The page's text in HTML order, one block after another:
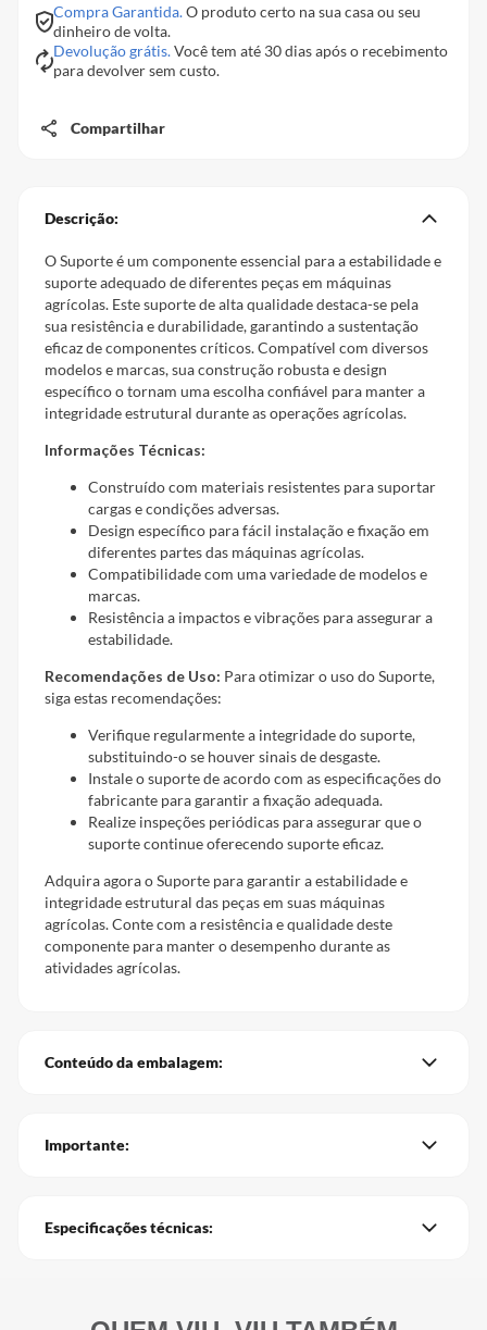
Compra Garantida.O produto certo na sua casa ou seu
dinheiro de volta.
Devolução grátis.Você tem até 30 dias após o recebimento
para devolver sem custo.
Compartilhar
Descrição:
O Suporte é um componente essencial para a estabilidade e
suporte adequado de diferentes peças em máquinas
agrícolas. Este suporte de alta qualidade destaca-se pela
sua resistência e durabilidade, garantindo a sustentação
eficaz de componentes críticos. Compatível com diversos
modelos e marcas, sua construção robusta e design
específico o tornam uma escolha confiável para manter a
integridade estrutural durante as operações agrícolas.
Informações Técnicas:
Construído com materiais resistentes para suportar
cargas e condições adversas.
Design específico para fácil instalação e fixação em
diferentes partes das máquinas agrícolas.
Compatibilidade com uma variedade de modelos e
marcas.
Resistência a impactos e vibrações para assegurar a
estabilidade.
Recomendações de Uso: Para otimizar o uso do Suporte,
siga estas recomendações:
Verifique regularmente a integridade do suporte,
substituindo-o se houver sinais de desgaste.
Instale o suporte de acordo com as especificações do
fabricante para garantir a fixação adequada.
Realize inspeções periódicas para assegurar que o
suporte continue oferecendo suporte eficaz.
Adquira agora o Suporte para garantir a estabilidade e
integridade estrutural das peças em suas máquinas
agrícolas. Conte com a resistência e qualidade deste
componente para manter o desempenho durante as
atividades agrícolas.
Conteúdo da embalagem:
Importante:
Especificações técnicas: